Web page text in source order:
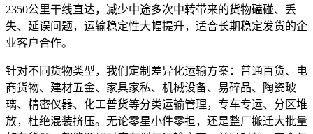
2350公里干线直达，减少中途多次中转带来的货物磕碰、丢
失、延误问题，运输稳定性大幅提升，适合长期稳定发货的企
业客户合作。
针对不同货物类型，我们定制差异化运输方案：普通百货、电
商货物、建材五金、家具家私、机械设备、易碎品、陶瓷玻
璃、精密仪器、化工普货等分类运输管理，专车专运、分区堆
放，杜绝混装挤压。无论零星小件零担，还是整厂搬迁大批量